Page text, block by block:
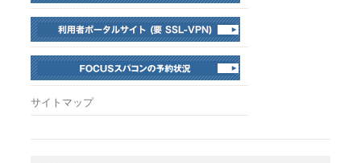
サイトマップ